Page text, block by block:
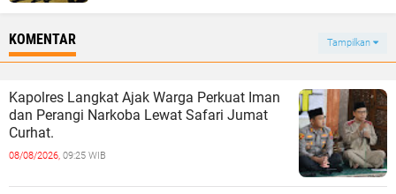
KOMENTAR Tampilkan
Kapolres Langkat Ajak Warga Perkuat Iman
dan Perangi Narkoba Lewat Safari Jumat
Curhat.
08/08/2026, 09:25 WIB